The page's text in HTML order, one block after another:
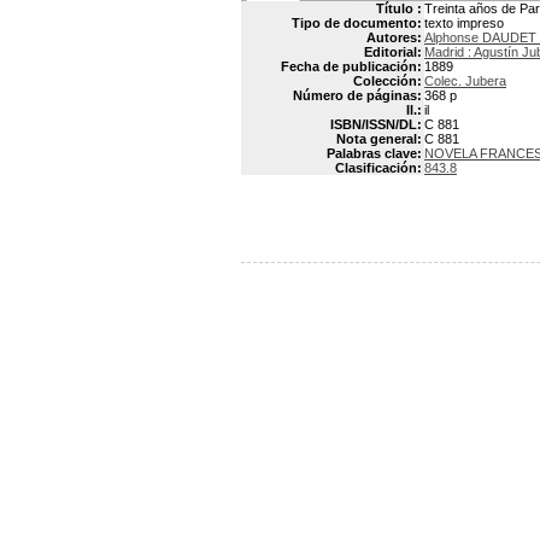
Título : Treinta años de
Tipo de documento: texto impreso
Autores: Alphonse
Editorial: Madrid : Agustín
Fecha de publicación: 1889
Colección: Colec. Jubera
Número de páginas: 368 p
Il.: il
ISBN/ISSN/DL: C 881
Nota general: C 881
Palabras clave: NOVELA
Clasificación: 843.8